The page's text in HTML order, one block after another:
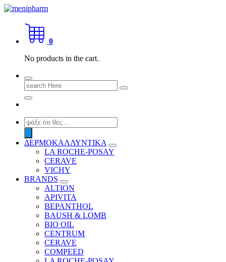
Skip
content
shop 2 easily
0
No products in the cart.
Search
for:
Products
search
ΔΕΡΜΟΚΑΛΛΥΝΤΙΚΑ
LA ROCHE-POSAY
CERAVE
VICHY
BRANDS
ALTION
APIVITA
BEPANTHOL
BAUSH & LOMB
BIO OIL
CENTRUM
CERAVE
COMPEED